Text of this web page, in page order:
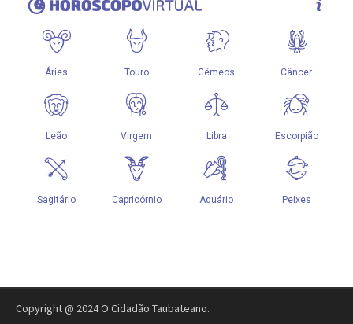
Copyright @ 2024 O Cidadão Taubateano.